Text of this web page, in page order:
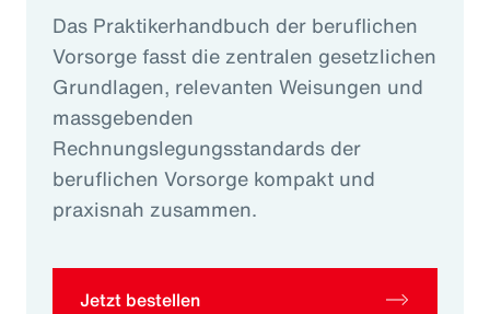
Das Praktikerhandbuch der beruflichen
Vorsorge fasst die zentralen gesetzlichen
Grundlagen, relevanten Weisungen und
massgebenden
Rechnungslegungsstandards der
beruflichen Vorsorge kompakt und
praxisnah zusammen.
Jetzt bestellen